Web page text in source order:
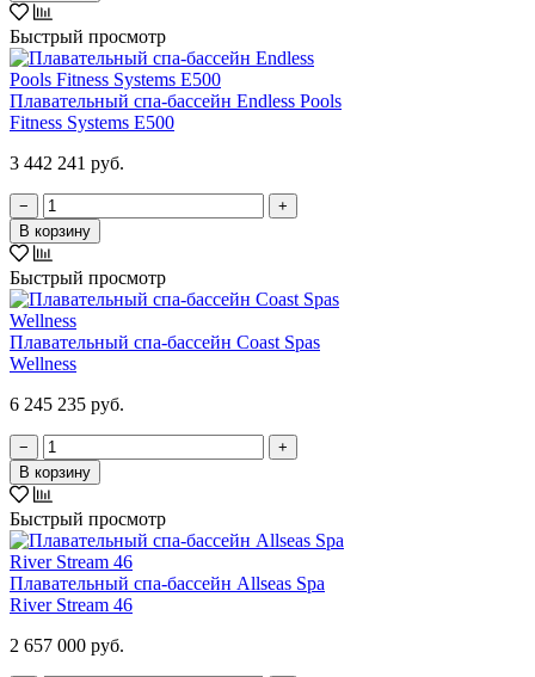
Быстрый просмотр
Плавательный спа-бассейн Endless Pools
Fitness Systems E500
3 442 241 руб.
−
+
В корзину
Быстрый просмотр
Плавательный спа-бассейн Coast Spas
Wellness
6 245 235 руб.
−
+
В корзину
Быстрый просмотр
Плавательный спа-бассейн Allseas Spa
River Stream 46
2 657 000 руб.